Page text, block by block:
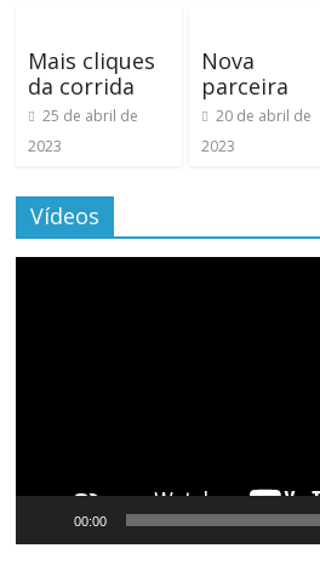
Mais cliques
da corrida
25 de abril de
2023
Nova
parceira
20 de abril de
2023
Vídeos
00:00